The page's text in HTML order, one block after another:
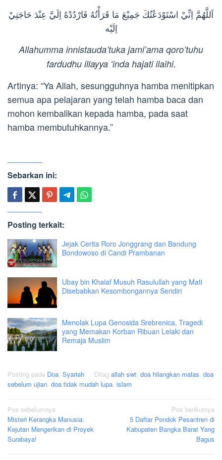
اَللَّهُمَّ اِنِّيْ اسْتَوْدَعْتُكَ جَمِيْعَ مَا قَرَأْتُهُ فَارْدُدْهُ اِلَيَّ عِنْدَ حَاجَتِيْ
اِلَيْه
Allahumma innistauda’tuka jami’ama qoro’tuhu
fardudhu illayya ‘inda hajati ilaihi.
Artinya: “Ya Allah, sesungguhnya hamba menitipkan
semua apa pelajaran yang telah hamba baca dan
mohon kembalikan kepada hamba, pada saat
hamba membutuhkannya.”
Sebarkan ini:
Posting terkait:
Jejak Cerita Roro Jonggrang dan Bandung
Bondowoso di Candi Prambanan
Ubay bin Khalaf Musuh Rasulullah yang Mati
Disebabkan Kesombongannya Sendiri
Menolak Lupa Genosida Srebrenica, Tragedi
yang Memakan Korban Ribuan Lelaki dan
Remaja Muslim
Posting pada Doa, Syariah Ditag allah swt, doa hilangkan malas, doa
sebelum ujian, doa tidak mudah lupa, islam
Navigasi
pos
Pos sebelumnya
Misteri Kerangka Manusia:
Kejutan Mengerikan di Proyek
Surabaya!
Pos berikutnya
5 Daftar Pondok Pesantren di
Kabupaten Bangka Barat Yang
Bagus